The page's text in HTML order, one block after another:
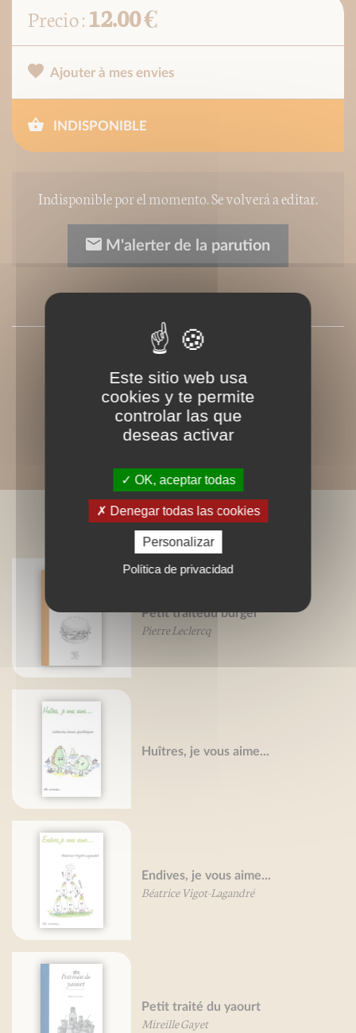
Precio :12.00 €
Ajouter à mes envies
INDISPONIBLE
Indisponible por el momento. Se volverá a editar.
M'alerter de la parution
LIVRES ASSOCIÉS
Petit traitédu burger
Pierre Leclercq
Huîtres, je vous aime...
Endives, je vous aime...
Béatrice Vigot-Lagandré
Petit traité du yaourt
Mireille Gayet
Este sitio web usa
cookies y te permite
controlar las que
deseas activar
OK, aceptar todas
Denegar todas las cookies
Personalizar
Política de privacidad